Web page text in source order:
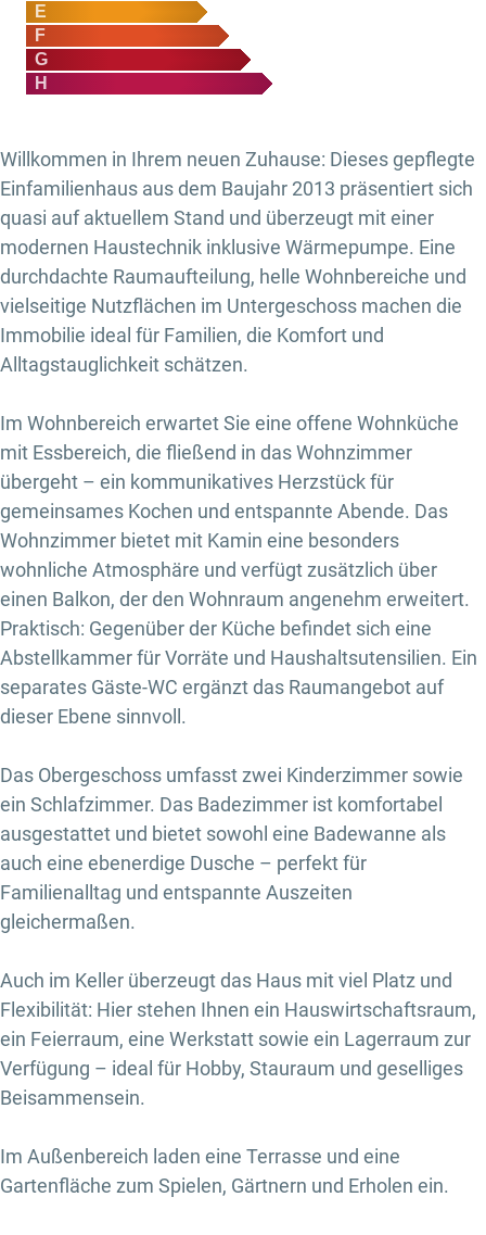
E
F
G
H
Willkommen in Ihrem neuen Zuhause: Dieses gepflegte
Einfamilienhaus aus dem Baujahr 2013 präsentiert sich
quasi auf aktuellem Stand und überzeugt mit einer
modernen Haustechnik inklusive Wärmepumpe. Eine
durchdachte Raumaufteilung, helle Wohnbereiche und
vielseitige Nutzflächen im Untergeschoss machen die
Immobilie ideal für Familien, die Komfort und
Alltagstauglichkeit schätzen.
Im Wohnbereich erwartet Sie eine offene Wohnküche
mit Essbereich, die fließend in das Wohnzimmer
übergeht – ein kommunikatives Herzstück für
gemeinsames Kochen und entspannte Abende. Das
Wohnzimmer bietet mit Kamin eine besonders
wohnliche Atmosphäre und verfügt zusätzlich über
einen Balkon, der den Wohnraum angenehm erweitert.
Praktisch: Gegenüber der Küche befindet sich eine
Abstellkammer für Vorräte und Haushaltsutensilien. Ein
separates Gäste-WC ergänzt das Raumangebot auf
dieser Ebene sinnvoll.
Das Obergeschoss umfasst zwei Kinderzimmer sowie
ein Schlafzimmer. Das Badezimmer ist komfortabel
ausgestattet und bietet sowohl eine Badewanne als
auch eine ebenerdige Dusche – perfekt für
Familienalltag und entspannte Auszeiten
gleichermaßen.
Auch im Keller überzeugt das Haus mit viel Platz und
Flexibilität: Hier stehen Ihnen ein Hauswirtschaftsraum,
ein Feierraum, eine Werkstatt sowie ein Lagerraum zur
Verfügung – ideal für Hobby, Stauraum und geselliges
Beisammensein.
Im Außenbereich laden eine Terrasse und eine
Gartenfläche zum Spielen, Gärtnern und Erholen ein.